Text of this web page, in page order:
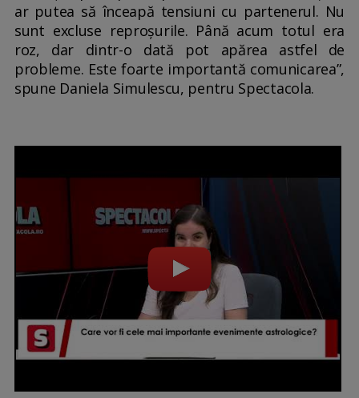
ar putea să înceapă tensiuni cu partenerul. Nu
sunt excluse reproșurile. Până acum totul era
roz, dar dintr-o dată pot apărea astfel de
probleme. Este foarte importantă comunicarea”,
spune Daniela Simulescu, pentru Spectacola.